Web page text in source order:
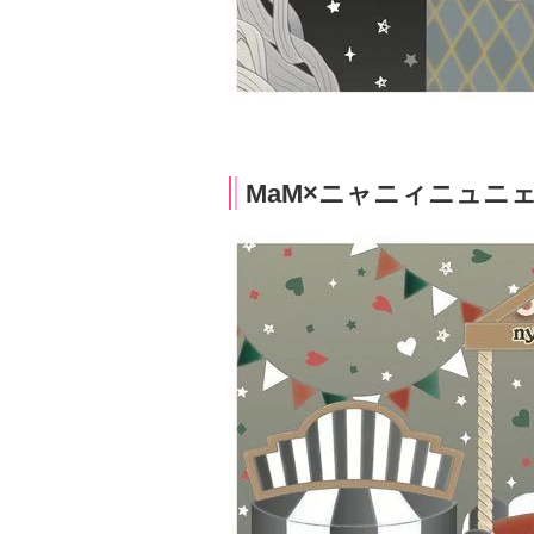
MaM×ニャニィニュニ